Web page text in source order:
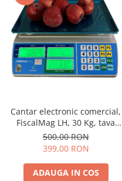
Cantar electronic comercial,
FiscalMag LH, 30 Kg, tava
pentru legume si fructe,
acumulator, verificare
metrologica
500,00 RON
399,00 RON
ADAUGA IN COS